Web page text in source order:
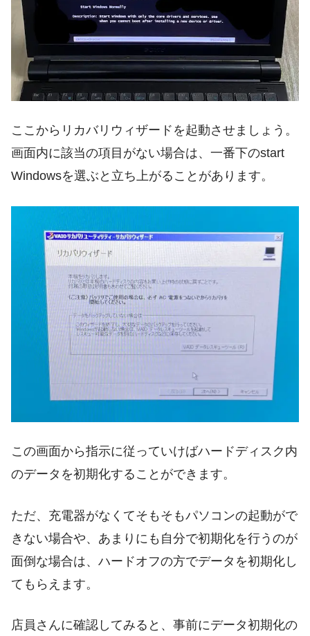
ここからリカバリウィザードを起動させましょう。
画面内に該当の項目がない場合は、一番下のstart
Windowsを選ぶと立ち上がることがあります。
この画面から指示に従っていけばハードディスク内
のデータを初期化することができます。
ただ、充電器がなくてそもそもパソコンの起動がで
きない場合や、あまりにも自分で初期化を行うのが
面倒な場合は、ハードオフの方でデータを初期化し
てもらえます。
店員さんに確認してみると、事前にデータ初期化の